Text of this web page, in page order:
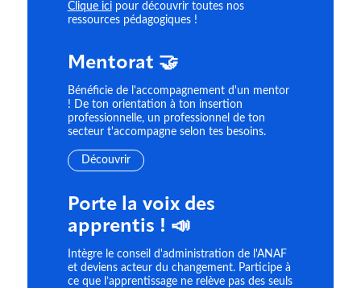
Clique icipour découvrir toutes nos
ressources pédagogiques !
Mentorat 🤝
Bénéficie de l'accompagnement d'un mentor
! De ton orientation à ton insertion
professionnelle, un professionnel de ton
secteur t'accompagne selon tes besoins.
Découvrir
Porte la voix des
apprentis ! 📣
Intègre le conseil d'administration de l'ANAF
et deviens acteur du changement. Participe à
ce que l’apprentissage ne relève pas des seuls